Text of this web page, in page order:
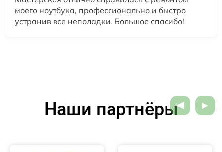
моего ноутбука, профессионально и быстро
устранив все неполадки. Большое спасибо!
Наши партнёры